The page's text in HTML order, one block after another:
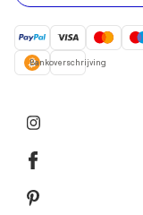
Bankoverschrijving